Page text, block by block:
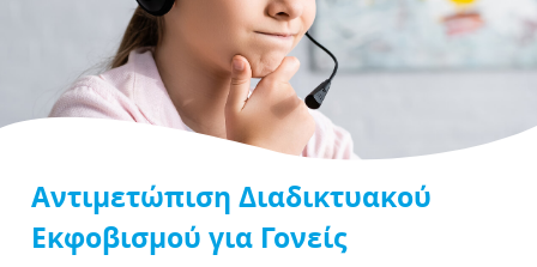
Αντιμετώπιση Διαδικτυακού
Εκφοβισμού για Γονείς